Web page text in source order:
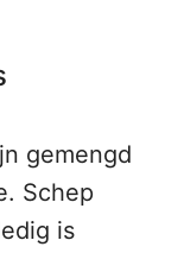
gemengd
Schep
is